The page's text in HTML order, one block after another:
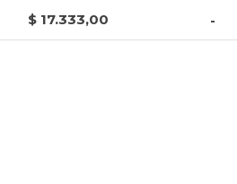
$ 17.333,00 -